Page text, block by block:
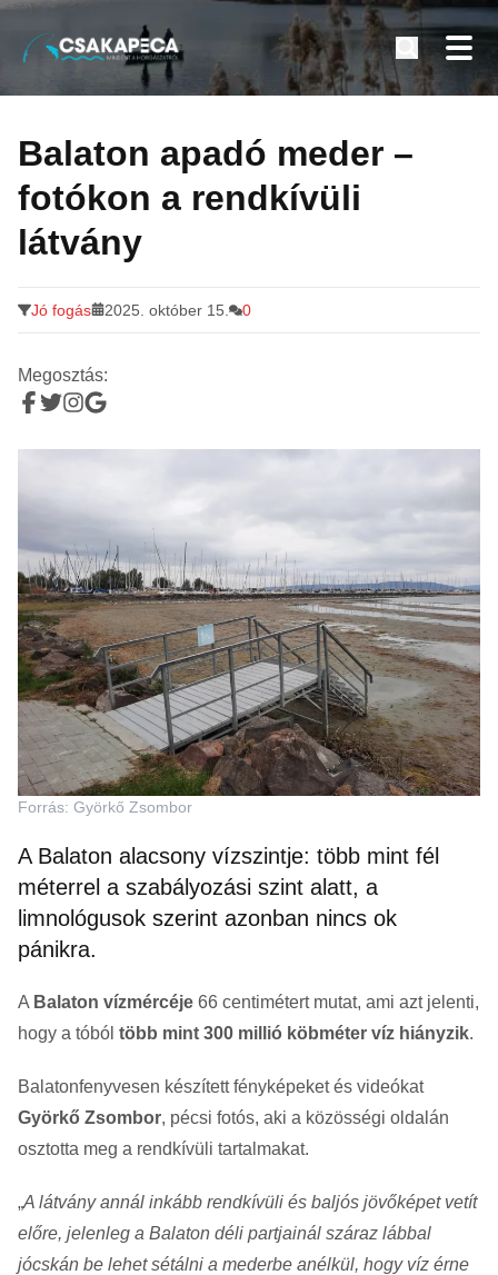
tartalomra
Minden a horgászatról
Balaton apadó meder –
fotókon a rendkívüli
látvány
Jó fogás 2025. október 15. 0
Megosztás:
Forrás: Györkő Zsombor
A Balaton alacsony vízszintje: több mint fél
méterrel a szabályozási szint alatt, a
limnológusok szerint azonban nincs ok
pánikra.
A Balaton vízmércéje 66 centimétert mutat, ami azt jelenti,
hogy a tóból több mint 300 millió köbméter víz hiányzik.
Balatonfenyvesen készített fényképeket és videókat
Györkő Zsombor, pécsi fotós, aki a közösségi oldalán
osztotta meg a rendkívüli tartalmakat.
„A látvány annál inkább rendkívüli és baljós jövőképet vetít
előre, jelenleg a Balaton déli partjainál száraz lábbal
jócskán be lehet sétálni a mederbe anélkül, hogy víz érne